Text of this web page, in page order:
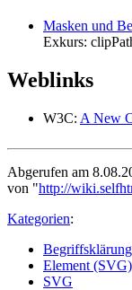
Masken und
Exkurs:
Weblinks
W3C: A New
Abgerufen am
von "http://
Kategorien:
Begriffsklärung
Element (SVG)
SVG